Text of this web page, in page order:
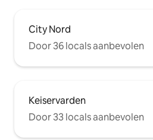
City Nord
Door 36 locals aanbevolen
Keiservarden
Door 33 locals aanbevolen